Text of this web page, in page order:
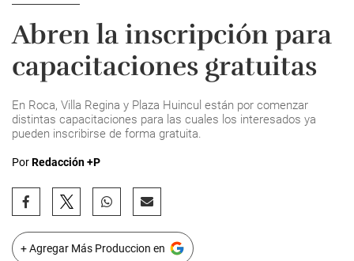
Abren la inscripción para
capacitaciones gratuitas
En Roca, Villa Regina y Plaza Huincul están por comenzar
distintas capacitaciones para las cuales los interesados ya
pueden inscribirse de forma gratuita.
PorRedacción +P
+ Agregar Más Produccion en